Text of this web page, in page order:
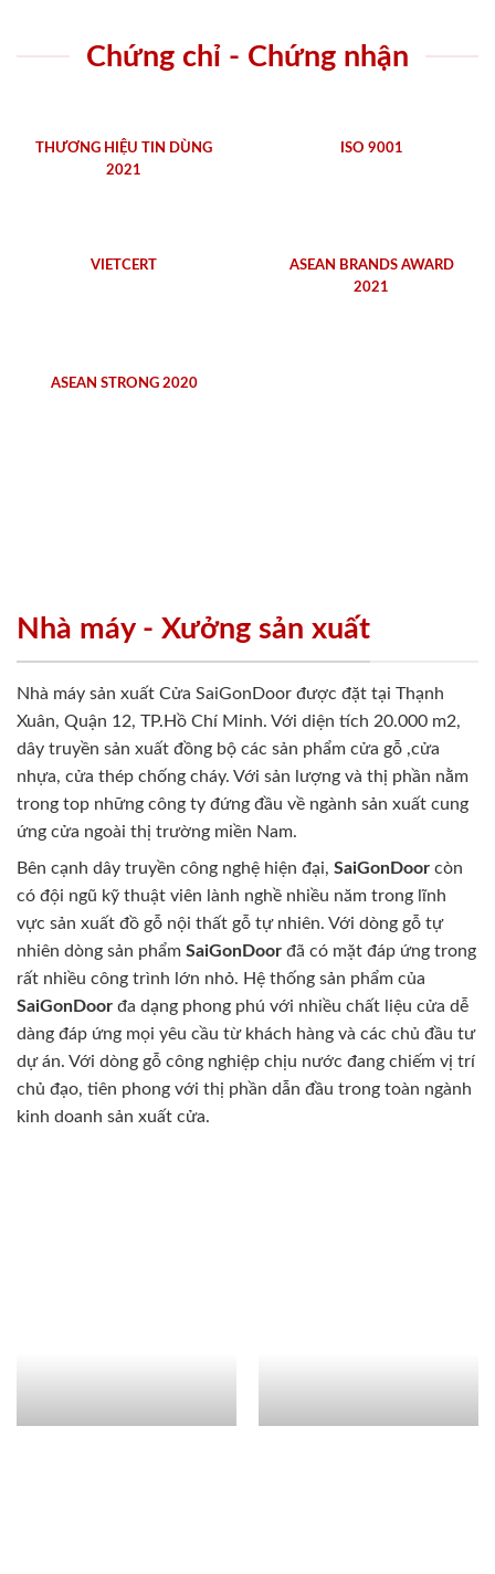
Chứng chỉ - Chứng nhận
THƯƠNG HIỆU TIN DÙNG
2021
ISO 9001
VIETCERT
ASEAN BRANDS AWARD
2021
ASEAN STRONG 2020
Nhà máy - Xưởng sản xuất
Nhà máy sản xuất Cửa SaiGonDoor được đặt tại Thạnh
Xuân, Quận 12, TP.Hồ Chí Minh. Với diện tích 20.000 m2,
dây truyền sản xuất đồng bộ các sản phẩm cửa gỗ ,cửa
nhựa, cửa thép chống cháy. Với sản lượng và thị phần nằm
trong top những công ty đứng đầu về ngành sản xuất cung
ứng cửa ngoài thị trường miền Nam.
Bên cạnh dây truyền công nghệ hiện đại, SaiGonDoor còn
có đội ngũ kỹ thuật viên lành nghề nhiều năm trong lĩnh
vực sản xuất đồ gỗ nội thất gỗ tự nhiên. Với dòng gỗ tự
nhiên dòng sản phẩm SaiGonDoor đã có mặt đáp ứng trong
rất nhiều công trình lớn nhỏ. Hệ thống sản phẩm của
SaiGonDoor đa dạng phong phú với nhiều chất liệu cửa dễ
dàng đáp ứng mọi yêu cầu từ khách hàng và các chủ đầu tư
dự án. Với dòng gỗ công nghiệp chịu nước đang chiếm vị trí
chủ đạo, tiên phong với thị phần dẫn đầu trong toàn ngành
kinh doanh sản xuất cửa.